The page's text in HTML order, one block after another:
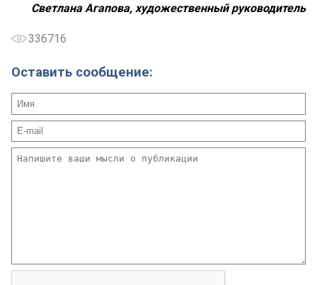
Светлана Агапова, художественный руководитель
336716
Оставить сообщение: